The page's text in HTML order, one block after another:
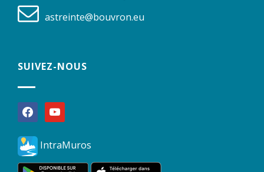
astreinte@bouvron.eu
SUIVEZ-NOUS
facebookyoutube
IntraMuros